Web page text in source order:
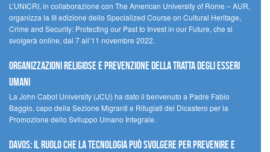
L’UNICRI, in collaborazione con The American University of Rome – AUR,
organizza la III edizione dello Specialized Course on Cultural Heritage,
Crime and Security: Protecting our Past to Invest in our Future, che si
svolgerà online, dal 7 all’11 novembre 2022.
Organizzazioni religiose e prevenzione della tratta degli esseri
umani
La John Cabot University (JCU) ha dato il benvenuto a Padre Fabio
Baggio, capo della Sezione Migranti e Rifugiati del Dicastero per la
Promozione dello Sviluppo Umano Integrale.
Davos: il ruolo che la tecnologia può svolgere per prevenire e